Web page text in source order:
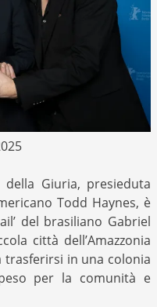
della Giuria, presieduta
Todd Haynes, è
del brasiliano Gabriel
città dell’Amazzonia
trasferirsi in una colonia
per la comunità e